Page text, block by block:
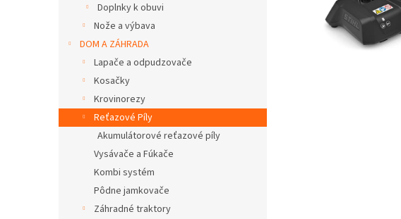
Doplnky k obuvi
Nože a výbava
DOM A ZÁHRADA
Lapače a odpudzovače
Kosačky
Krovinorezy
Reťazové Píly
Akumulátorové reťazové píly
Vysávače a Fúkače
Kombi systém
Pôdne jamkovače
Záhradné traktory